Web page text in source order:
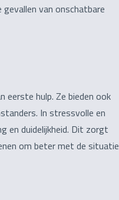
van onschatbare
eerste hulp. Ze bieden ook
In stressvolle en
en duidelijkheid. Dit zorgt
om beter met de situatie